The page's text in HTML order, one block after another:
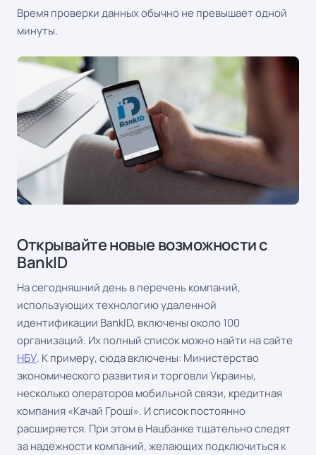
Время проверки данных обычно не превышает одной
минуты.
Открывайте новые возможности с
BankID
На сегодняшний день в перечень компаний,
использующих технологию удаленной
идентификации BankID, включены около 100
организаций. Их полный список можно найти на сайте
НБУ. К примеру, сюда включены: Министерство
экономического развития и торговли Украины,
несколько операторов мобильной связи, кредитная
компания «Качай Гроші». И список постоянно
расширяется. При этом в Нацбанке тщательно следят
за надежности компаний, желающих подключиться к